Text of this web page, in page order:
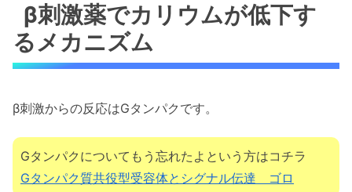
β刺激薬でカリウムが低下す
るメカニズム
β刺激からの反応はGタンパクです。
Gタンパクについてもう忘れたよという方はコチラ
Gタンパク質共役型受容体とシグナル伝達 ゴロ